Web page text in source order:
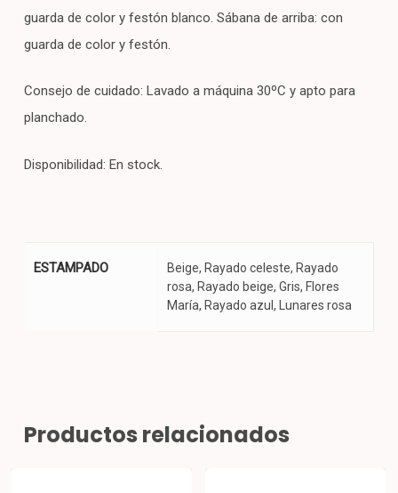
guarda de color y festón blanco. Sábana de arriba: con
guarda de color y festón.
Consejo de cuidado: Lavado a máquina 30ºC y apto para
planchado.
Disponibilidad: En stock.
ESTAMPADO
Beige, Rayado celeste, Rayado
rosa, Rayado beige, Gris, Flores
María, Rayado azul, Lunares rosa
Productos relacionados